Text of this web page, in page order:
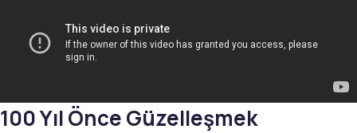
100 Yıl Önce Güzelleşmek